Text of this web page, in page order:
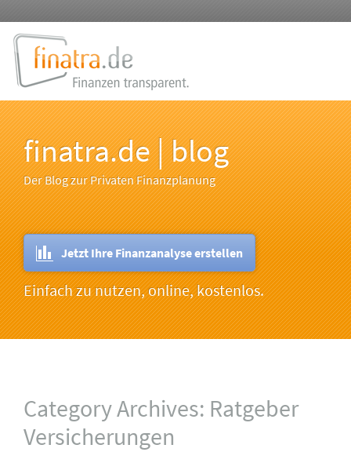
finatra.de | blog
Der Blog zur Privaten Finanzplanung
Jetzt Ihre Finanzanalyse erstellen
Einfach zu nutzen, online, kostenlos.
Category Archives: Ratgeber
Versicherungen